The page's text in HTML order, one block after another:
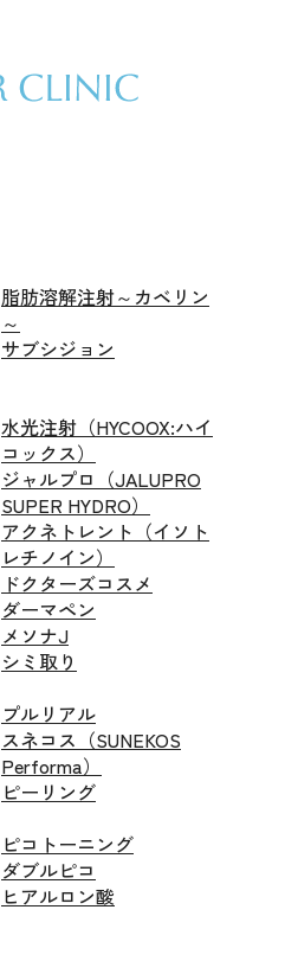
脂肪溶解注射～カベリン
～
サブシジョン
水光注射（HYCOOX:ハイ
コックス）
ジャルプロ（JALUPRO
SUPER HYDRO）
アクネトレント（イソト
レチノイン）
ドクターズコスメ
ダーマペン
メソナJ
シミ取り
プルリアル
スネコス（SUNEKOS
Performa）
ピーリング
ピコトーニング
ダブルピコ
ヒアルロン酸